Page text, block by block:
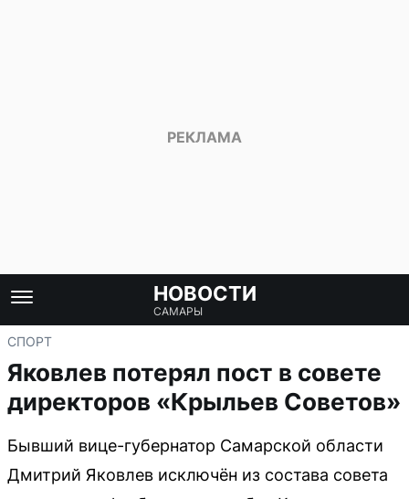
НОВОСТИ
САМАРЫ
СПОРТ
Яковлев потерял пост в совете
директоров «Крыльев Советов»
Бывший вице-губернатор Самарской области
Дмитрий Яковлев исключён из состава совета